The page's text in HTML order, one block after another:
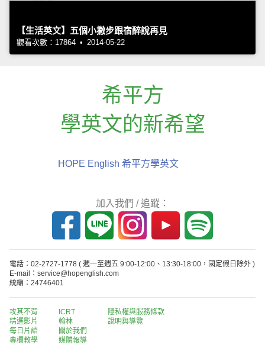
【生活英文】五個小撇步跟宿醉說再見
觀看次數：17864 • 2014-05-22
希平方
學英文的新希望
HOPE English 希平方學英文
加入我們 / 追蹤：
電話：02-2727-1778 ( 週一至週五 9:00-12:00、13:30-18:00，國定假日除外 )
E-mail：service@hopenglish.com
統編：24746401
攻其不背
精選影片
每日片語
專欄教學
ICRT
翰林
關於我們
媒體報導
隱私權與服務條款
說明與導覽